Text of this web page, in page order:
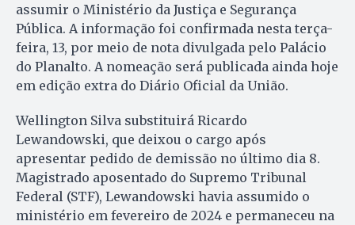
assumir o Ministério da Justiça e Segurança
Pública. A informação foi confirmada nesta terça-
feira, 13, por meio de nota divulgada pelo Palácio
do Planalto. A nomeação será publicada ainda hoje
em edição extra do Diário Oficial da União.
Wellington Silva substituirá Ricardo
Lewandowski, que deixou o cargo após
apresentar pedido de demissão no último dia 8.
Magistrado aposentado do Supremo Tribunal
Federal (STF), Lewandowski havia assumido o
ministério em fevereiro de 2024 e permaneceu na